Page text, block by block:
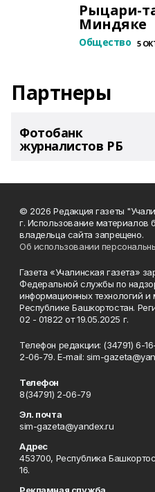
Рыцари-
Миндяке
Общество 5
Партнеры
Фотобанк
журналистов РБ
© 2026 Редакция газеты
г. Использование материалов
владельца сайта запрещено.
Об использовании
Газета «Учалинская газета»
Федеральной службы по
информационных технологий
Республике Башкортостан.
02 - 01822 от 19.05.2025 г.
Телефон редакции: (34791) 6-
2-06-79. Е-mаil: sim-
Телефон
8(34791) 2-06-79
Эл. почта
sim-gazeta@yandex.ru
Адрес
453700, Республика
16.